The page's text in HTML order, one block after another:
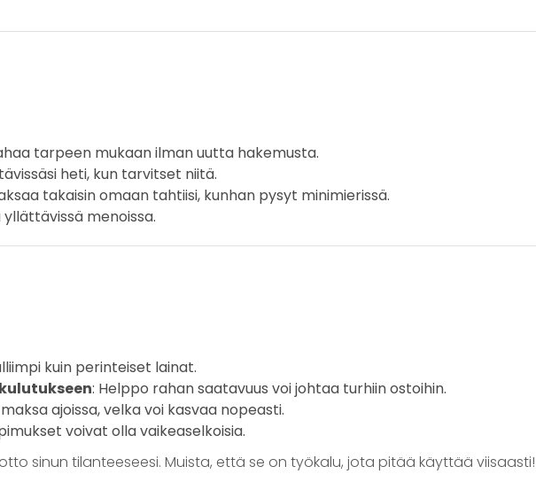
tarpeen mukaan ilman uutta hakemusta.
heti, kun tarvitset niitä.
takaisin omaan tahtiisi, kunhan pysyt minimierissä.
yllättävissä menoissa.
kuin perinteiset lainat.
: Helppo rahan saatavuus voi johtaa turhiin ostoihin.
ajoissa, velka voi kasvaa nopeasti.
voivat olla vaikeaselkoisia.
sinun tilanteeseesi. Muista, että se on työkalu, jota pitää käyttää viisaasti!